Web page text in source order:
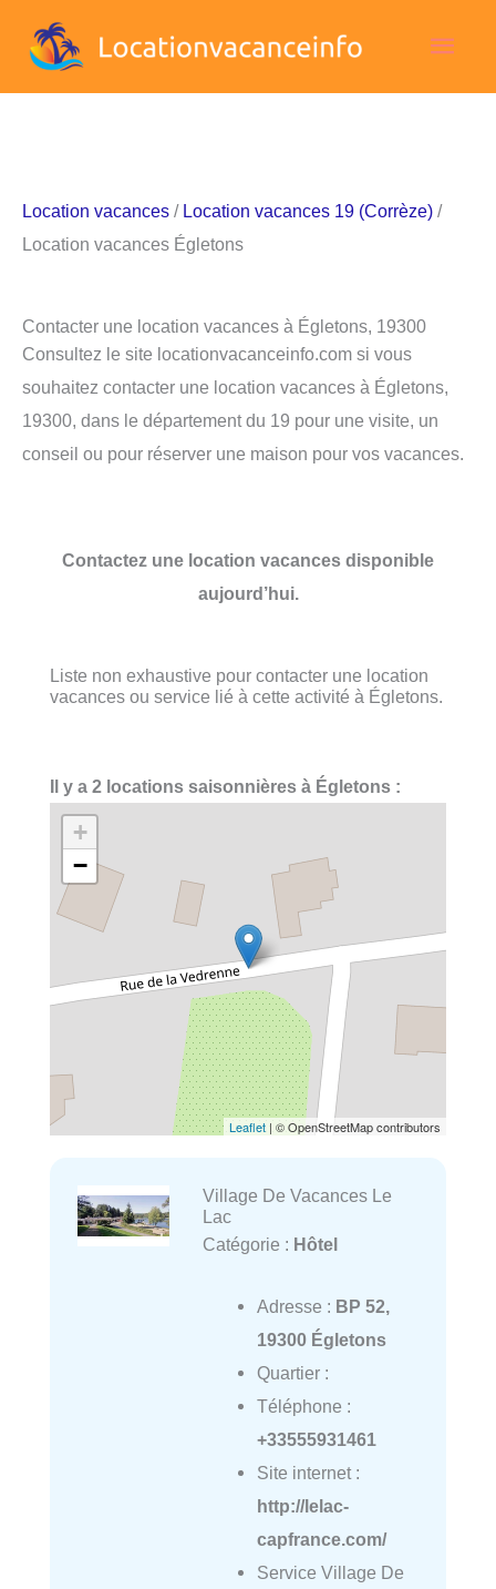
Location vacances / Location vacances 19 (Corrèze) /
Location vacances Égletons
Contacter une location vacances à Égletons, 19300
Consultez le site locationvacanceinfo.com si vous
souhaitez contacter une location vacances à Égletons,
19300, dans le département du 19 pour une visite, un
conseil ou pour réserver une maison pour vos vacances.
Contactez une location vacances disponible
aujourd’hui.
Liste non exhaustive pour contacter une location
vacances ou service lié à cette activité à Égletons.
Il y a 2 locations saisonnières à Égletons :
+
−
Leaflet | © OpenStreetMap contributors
Village De Vacances Le
Lac
Catégorie : Hôtel
Adresse : BP 52,
19300 Égletons
Quartier :
Téléphone :
+33555931461
Site internet :
http://lelac-
capfrance.com/
Service Village De